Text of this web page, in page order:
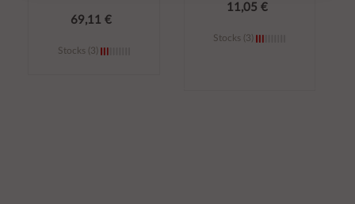
69,11 €
Stocks (3)
11,05 €
Stocks (3)